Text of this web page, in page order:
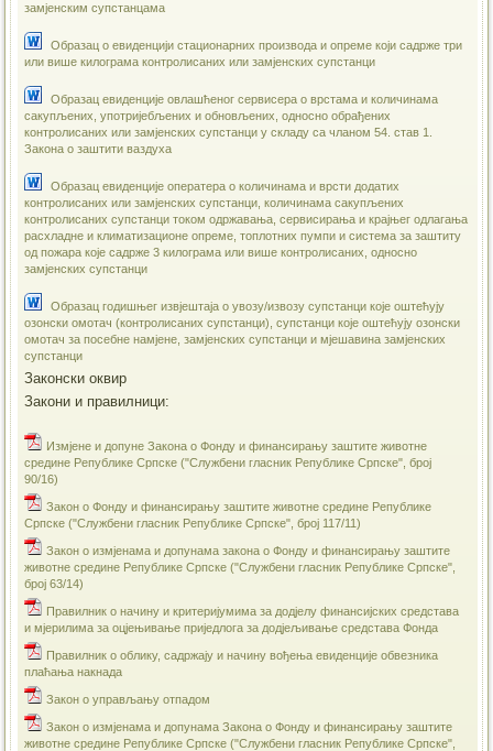
замјенским супстанцама
Образац о евиденцији стационарних производа и опреме који садрже три
или више килограма контролисаних или замјенских супстанци
Образац евиденције овлашћеног сервисера о врстама и количинама
сакупљених, употријебљених и обновљених, односно обрађених
контролисаних или замјенских супстанци у складу са чланом 54. став 1.
Закона о заштити ваздуха
Образац евиденције оператера о количинама и врсти додатих
контролисаних или замјенских супстанци, количинама сакупљених
контролисаних супстанци током одржавања, сервисирања и крајњег одлагања
расхладне и климатизационе опреме, топлотних пумпи и система за заштиту
од пожара које садрже 3 килограма или више контролисаних, односно
замјенских супстанци
Образац годишњег извјештаја о увозу/извозу супстанци које оштећују
озонски омотач (контролисаних супстанци), супстанци које оштећују озонски
омотач за посебне намјене, замјенских супстанци и мјешавина замјенских
супстанци
Законски оквир
Закони и правилници:
Измјенe и допуне Закона о Фонду и финансирању заштите животне
средине Републике Српске ("Службени гласник Републике Српске", број
90/16)
Закон о Фонду и финансирању заштите животне средине Републике
Српске ("Службени гласник Републике Српске", број 117/11)
Закон о измјенама и допунама закона о Фонду и финансирању заштите
животне средине Републике Српске ("Службени гласник Републике Српске",
број 63/14)
Правилник о начину и критеријумима за додјелу финансијских средстава
и мјерилима за оцјењивање приједлога за додјељивање средстава Фонда
Правилник о облику, садржају и начину вођења евиденције обвезника
плаћања накнада
Закон о управљању отпадом
Закон о измјенама и допунама Закона о Фонду и финансирању заштите
животне средине Републике Српске ("Службени гласник Републике Српске",